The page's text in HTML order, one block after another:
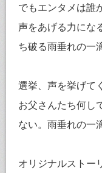
でもエンタメは誰
声をあげる力にな
ち破る雨垂れの一
選挙、声を挙げて
お父さんたち何し
ない。雨垂れの一
オリジナルストー